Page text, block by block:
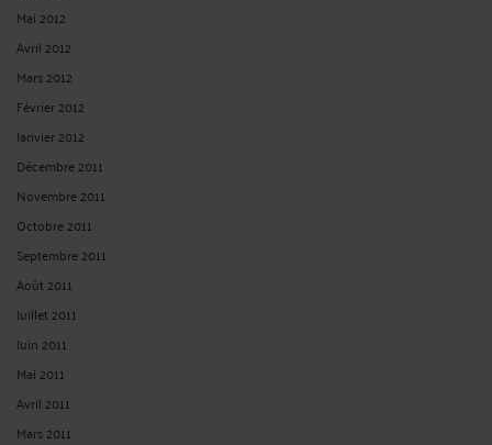
Mai 2012
Avril 2012
Mars 2012
Février 2012
Janvier 2012
Décembre 2011
Novembre 2011
Octobre 2011
Septembre 2011
Août 2011
Juillet 2011
Juin 2011
Mai 2011
Avril 2011
Mars 2011